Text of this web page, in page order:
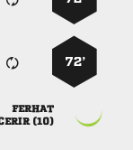
72’

